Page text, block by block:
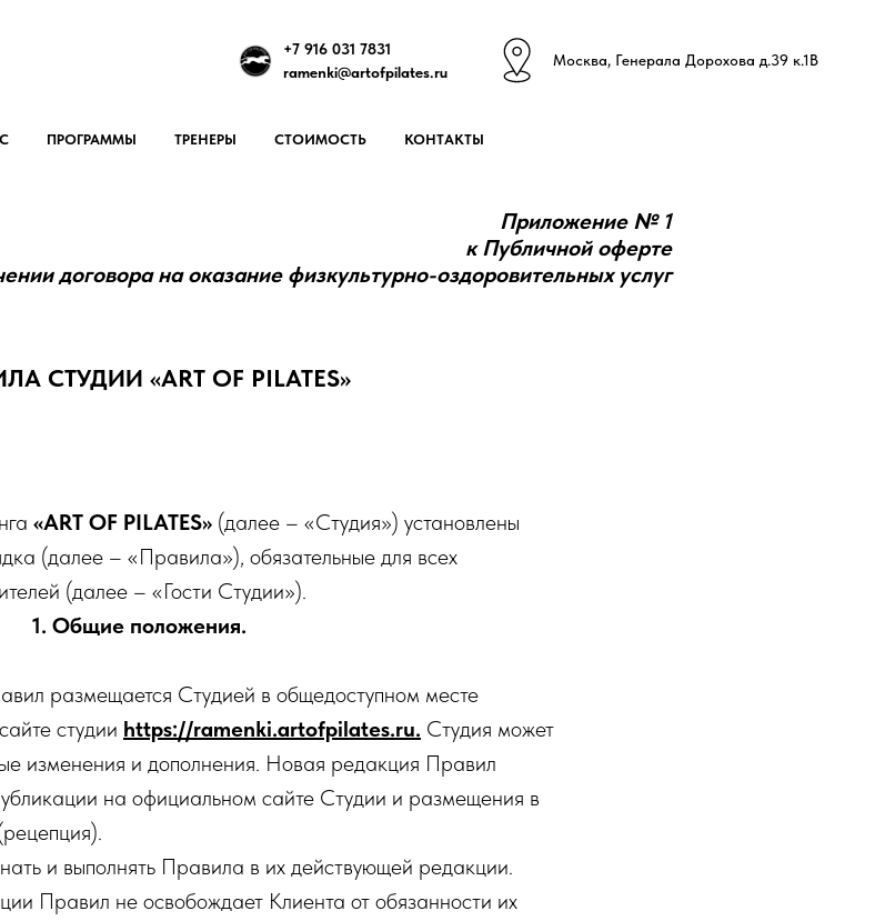
+7 916 031 7831
ramenki@artofpilates.ru
Москва, Генерала Дорохова д.39 к.1В
ПРОГРАММЫ ТРЕНЕРЫ СТОИМОСТЬ КОНТАКТЫ
Приложение № 1
к Публичной оферте
договора на оказание физкультурно-оздоровительных услуг
СТУДИИ «ART OF PILATES»
«ART OF PILATES» (далее – «Студия») установлены
(далее – «Правила»), обязательные для всех
(далее – «Гости Студии»).
1. Общие положения.
размещается Студией в общедоступном месте
студии https://ramenki.artofpilates.ru. Студия может
изменения и дополнения. Новая редакция Правил
на официальном сайте Студии и размещения в
и выполнять Правила в их действующей редакции.
Правил не освобождает Клиента от обязанности их